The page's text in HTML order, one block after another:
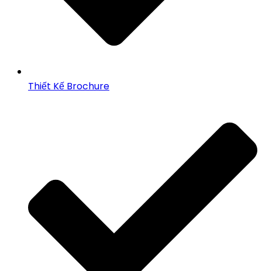
Thiết Kế Brochure